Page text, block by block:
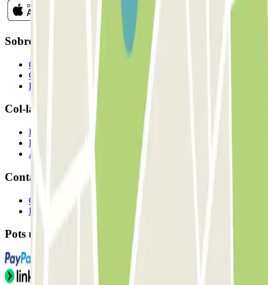
Sobre Parclick
Qui som
Com funciona?
Els nostres pàrquings
Col-laborem?
Professionals
Proveïdor de pàrquing
Afiliat
Contacte
Contacta'ns
FAQ
Pots utilitzar aquests mètodes de pagament: